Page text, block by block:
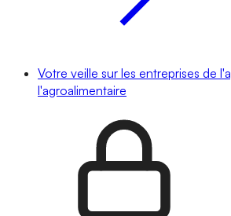
Votre veille sur les entreprises de
l'agroalimentaire